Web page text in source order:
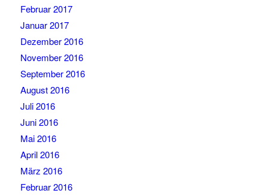
Februar 2017
Januar 2017
Dezember 2016
November 2016
September 2016
August 2016
Juli 2016
Juni 2016
Mai 2016
April 2016
März 2016
Februar 2016